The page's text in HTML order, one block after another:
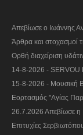
Απεβίωσε ο Ιωάννης
Άρθρα και στοχασμοί
Ορθή διαχείριση
14-8-2026 - SERVOU
15-8-2026 - Μουσική
Εορτασμός "Αγίας
26.7.2026 Απεβίωσε η
Επιτυχίες